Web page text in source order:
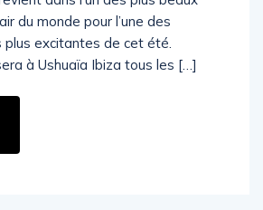
du monde pour l’une des
plus excitantes de cet été.
à Ushuaïa Ibiza tous les […]